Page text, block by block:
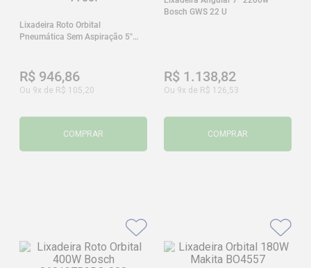
Lixadeira Roto Orbital
Pneumática Sem Aspiração 5"
R$ 946,86
Ou 9x de R$ 105,20
COMPRAR
Bosch GWS 22 U
R$ 1.138,82
Ou 9x de R$ 126,53
COMPRAR